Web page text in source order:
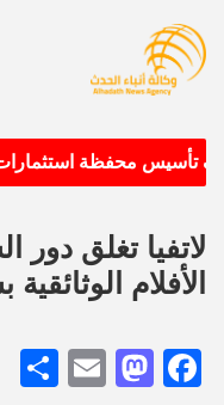
تأسيس محفظة استثمارات
لاتفيا تغلق
الأفلام
Facebook